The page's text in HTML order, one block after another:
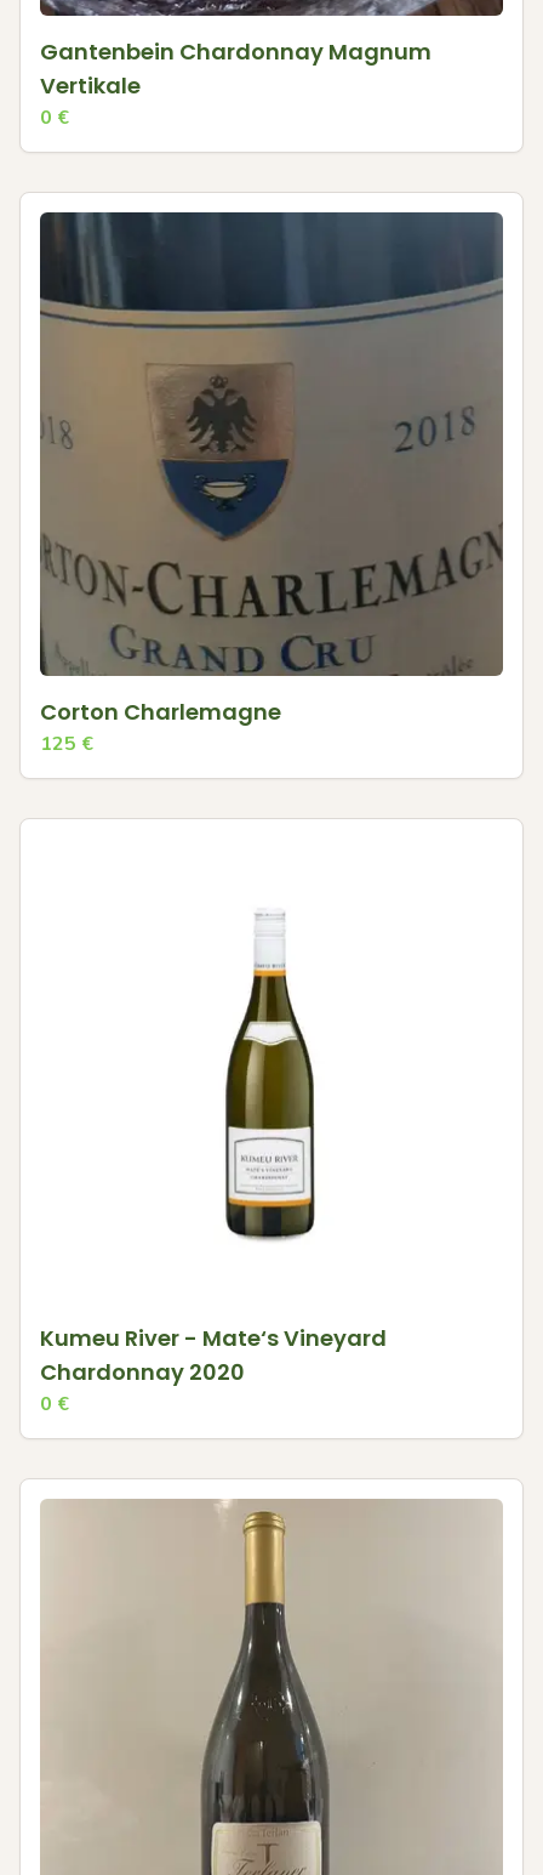
Gantenbein Chardonnay Magnum
Vertikale
0 €
Corton Charlemagne
125 €
Kumeu River - Mate‘s Vineyard
Chardonnay 2020
0 €